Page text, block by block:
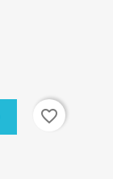
favorite_border